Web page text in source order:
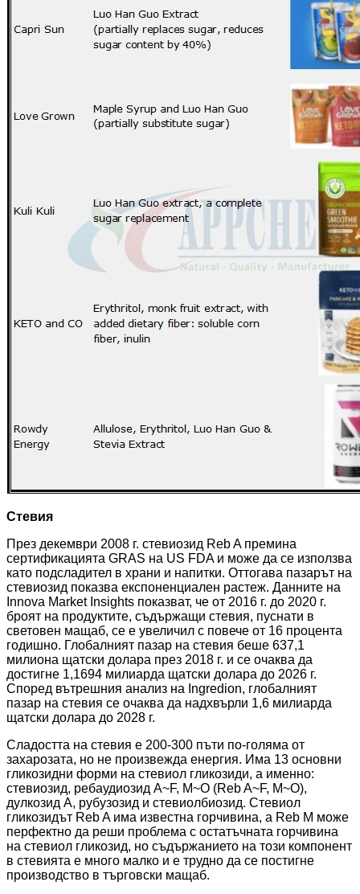
Стевия
През декември 2008 г. стевиозид Reb A премина
сертификацията GRAS на US FDA и може да се използва
като подсладител в храни и напитки. Оттогава пазарът на
стевиозид показва експоненциален растеж. Данните на
Innova Market Insights показват, че от 2016 г. до 2020 г.
броят на продуктите, съдържащи стевия, пуснати в
световен мащаб, се е увеличил с повече от 16 процента
годишно. Глобалният пазар на стевия беше 637,1
милиона щатски долара през 2018 г. и се очаква да
достигне 1,1694 милиарда щатски долара до 2026 г.
Според вътрешния анализ на Ingredion, глобалният
пазар на стевия се очаква да надхвърли 1,6 милиарда
щатски долара до 2028 г.
Сладостта на стевия е 200-300 пъти по-голяма от
захарозата, но не произвежда енергия. Има 13 основни
гликозидни форми на стевиол гликозиди, а именно:
стевиозид, ребаудиозид A~F, M~O (Reb A~F, M~O),
дулкозид А, рубузозид и стевиолбиозид. Стевиол
гликозидът Reb A има известна горчивина, а Reb M може
перфектно да реши проблема с остатъчната горчивина
на стевиол гликозид, но съдържанието на този компонент
в стевията е много малко и е трудно да се постигне
производство в търговски мащаб.